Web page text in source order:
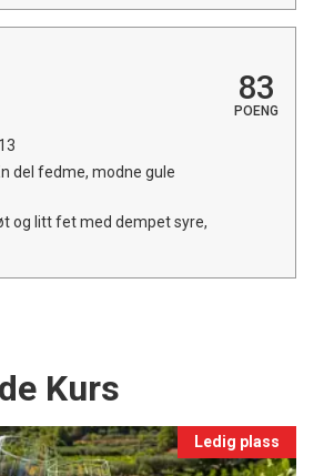
83
POENG
del fedme, modne gule
og litt fet med dempet syre,
Kurs
Ledig plass